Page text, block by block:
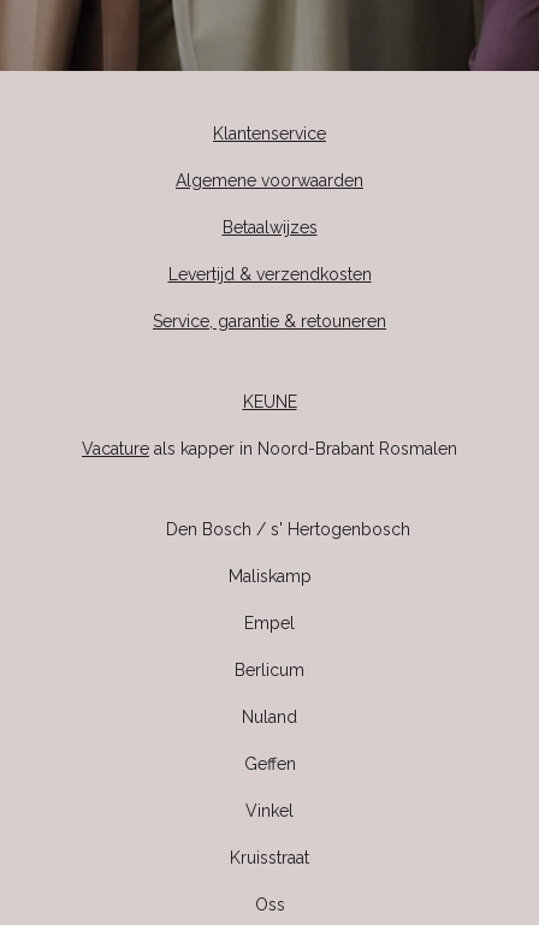
Klantenservice
Algemene voorwaarden
Betaalwijzes
Levertijd & verzendkosten
Service, garantie & retouneren
KEUNE
Vacature als kapper in Noord-Brabant Rosmalen
Den Bosch / s' Hertogenbosch
Maliskamp
Empel
Berlicum
Nuland
Geffen
Vinkel
Kruisstraat
Oss